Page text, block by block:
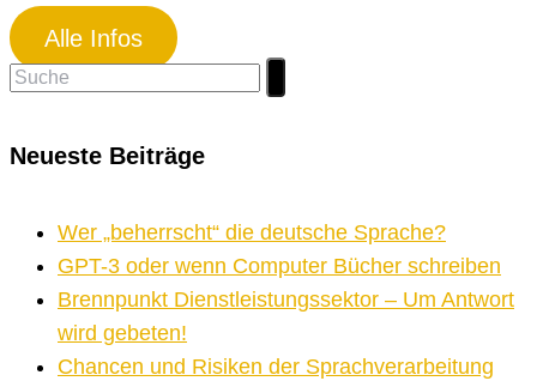
Alle Infos
Suchen
Neueste Beiträge
Wer „beherrscht“ die deutsche Sprache?
GPT-3 oder wenn Computer Bücher schreiben
Brennpunkt Dienstleistungssektor – Um Antwort
wird gebeten!
Chancen und Risiken der Sprachverarbeitung